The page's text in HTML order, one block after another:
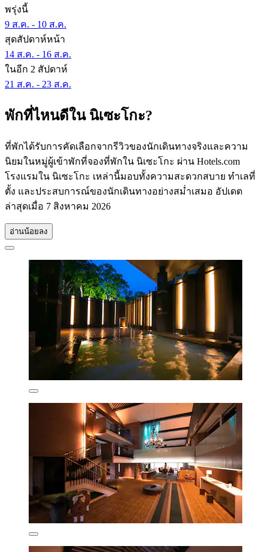
พรุ่งนี้
9 ส.ค. - 10 ส.ค.
สุดสัปดาห์หน้า
14 ส.ค. - 16 ส.ค.
ในอีก 2 สัปดาห์
21 ส.ค. - 23 ส.ค.
พักที่ไหนดีใน นิเซะโกะ?
ที่พักได้รับการคัดเลือกจากรีวิวของนักเดินทางจริงและความ
นิยมในหมู่ผู้เข้าพักที่จองที่พักใน นิเซะโกะ ผ่าน Hotels.com
โรงแรมใน นิเซะโกะ เหล่านี้มอบทั้งความสะดวกสบาย ทำเลที่
ตั้ง และประสบการณ์ของนักเดินทางอย่างสม่ำเสมอ อัปเดต
ล่าสุดเมื่อ 7 สิงหาคม 2026
อ่านน้อยลง